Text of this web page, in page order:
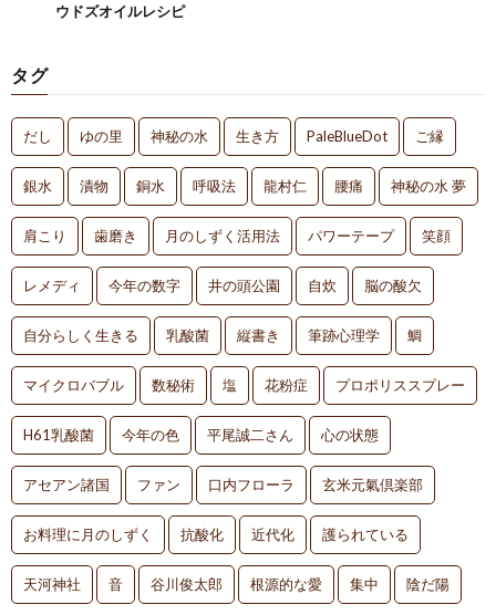
ウドズオイルレシピ
タグ
だし ゆの里 神秘の水 生き方 PaleBlueDot ご縁
銀水 漬物 銅水 呼吸法 龍村仁 腰痛 神秘の水 夢
肩こり 歯磨き 月のしずく活用法 パワーテープ 笑顔
レメディ 今年の数字 井の頭公園 自炊 脳の酸欠
自分らしく生きる 乳酸菌 縦書き 筆跡心理学 鯛
マイクロバブル 数秘術 塩 花粉症 プロポリススプレー
H61乳酸菌 今年の色 平尾誠二さん 心の状態
アセアン諸国 ファン 口内フローラ 玄米元氣倶楽部
お料理に月のしずく 抗酸化 近代化 護られている
天河神社 音 谷川俊太郎 根源的な愛 集中 陰だ陽